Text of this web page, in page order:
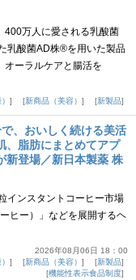
400万人に愛される乳酸菌
乳酸菌AD株®を用いた製品
オーラルケアと腸活を
新商品（美容） 新製品
、おいしく続ける美活
、脂肪にまとめてアプ
新登場／新日本製薬 株
インスタントコーヒー市場
ヒー）」などを展開するヘ
2026年08月06日 18：00
新商品（美容）
新製品
機能性表示食品制度